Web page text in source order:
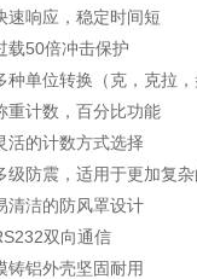
速响应，稳定时间短
载50倍冲击保护
种单位转换（克，克拉，
重计数，百分比功能
活的计数方式选择
级防震，适用于更加复
清洁的防风罩设计
双向通信
铸铝外壳坚固耐用